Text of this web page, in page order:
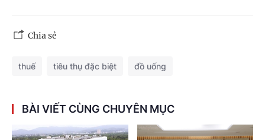
Chia sẻ
thuế tiêu thụ đặc biệt đồ uống
BÀI VIẾT CÙNG CHUYÊN MỤC